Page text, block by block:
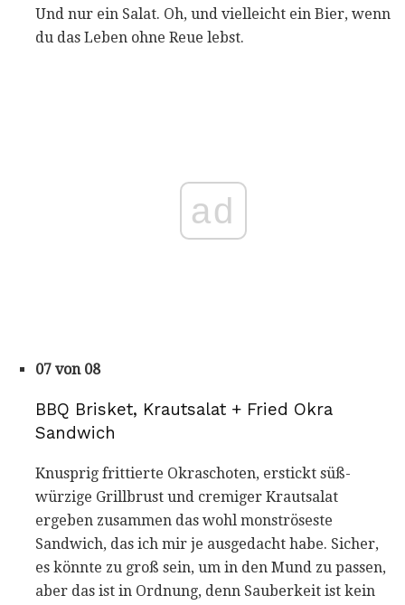
Und nur ein Salat. Oh, und vielleicht ein Bier, wenn
du das Leben ohne Reue lebst.
ad
07 von 08
BBQ Brisket, Krautsalat + Fried Okra
Sandwich
Knusprig frittierte Okraschoten, erstickt süß-
würzige Grillbrust und cremiger Krautsalat
ergeben zusammen das wohl monströseste
Sandwich, das ich mir je ausgedacht habe. Sicher,
es könnte zu groß sein, um in den Mund zu passen,
aber das ist in Ordnung, denn Sauberkeit ist kein